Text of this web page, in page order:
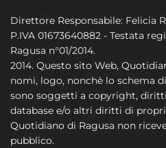
Direttore Responsabile: Felicia
P.IVA 01673640882 - Testata
Ragusa n°01/2014.
2014. Questo sito Web,
nomi, logo, nonchè lo schema
sono soggetti a copyright,
database e/o altri diritti di
Quotidiano di Ragusa non
pubblico.